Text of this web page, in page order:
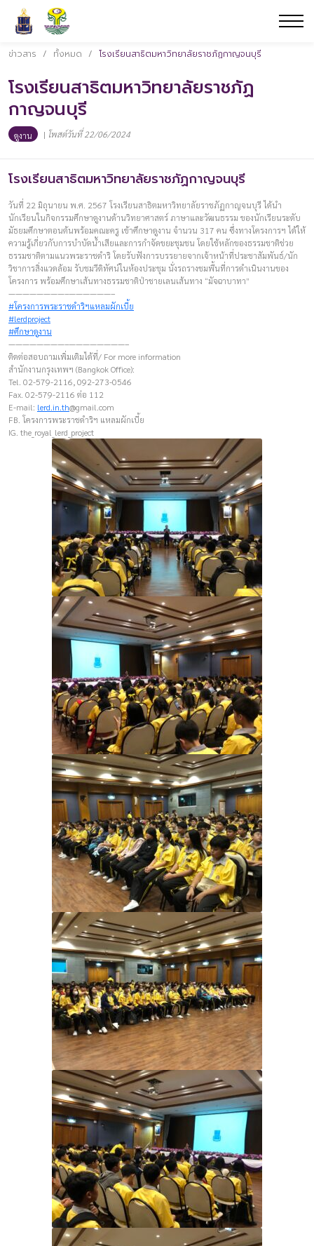
ข่าวสาร / ทั้งหมด / โรงเรียนสาธิตมหาวิทยาลัยราชภัฏกาญจนบุรี
โรงเรียนสาธิตมหาวิทยาลัยราชภัฏ
กาญจนบุรี
ดูงาน | โพสต์วันที่ 22/06/2024
โรงเรียนสาธิตมหาวิทยาลัยราชภัฏกาญจนบุรี
วันที่ 22 มิถุนายน พ.ศ. 2567 โรงเรียนสาธิตมหาวิทยาลัยราชภัฏกาญจนบุรี ได้นำ
นักเรียนในกิจกรรมศึกษาดูงานด้านวิทยาศาสตร์ ภาษาและวัฒนธรรม ของนักเรียนระดับ
มัธยมศึกษาตอนต้นพร้อมคณะครู เข้าศึกษาดูงาน จำนวน 317 คน ซึ่งทางโครงการฯ ได้ให้
ความรู้เกี่ยวกับการบำบัดน้ำเสียและการกำจัดขยะชุมชน โดยใช้หลักของธรรมชาติช่วย
ธรรมชาติตามแนวพระราชดำริ โดยรับฟังการบรรยายจากเจ้าหน้าที่ประชาสัมพันธ์/นัก
วิชาการสิ่งแวดล้อม รับชมวีดิทัศน์ในห้องประชุม นั่งรถรางชมพื้นที่การดำเนินงานของ
โครงการ พร้อมศึกษาเส้นทางธรรมชาติป่าชายเลนเส้นทาง “มัจฉาบาทา”
————————–——————–
#โครงการพระราชดำริฯแหลมผักเบี้ย
#lerdproject
#ศึกษาดูงาน
————————–————————–
ติดต่อสอบถามเพิ่มเติมได้ที่/ For more information
สำนักงานกรุงเทพฯ (Bangkok Office):
Tel. 02-579-2116, 092-273-0546
Fax. 02-579-2116 ต่อ 112
E-mail: lerd.in.th@gmail.com
FB. โครงการพระราชดำริฯ แหลมผักเบี้ย
IG. the_royal_lerd_project